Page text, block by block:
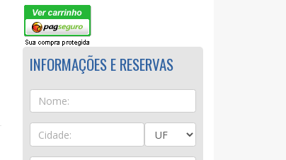
INFORMAÇÕES E RESERVAS